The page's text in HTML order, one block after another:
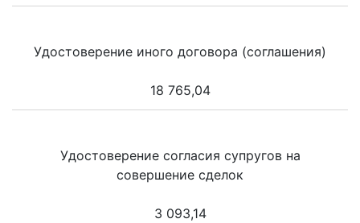
Удостоверение иного договора (соглашения)
18 765,04
Удостоверение согласия супругов на
совершение сделок
3 093,14